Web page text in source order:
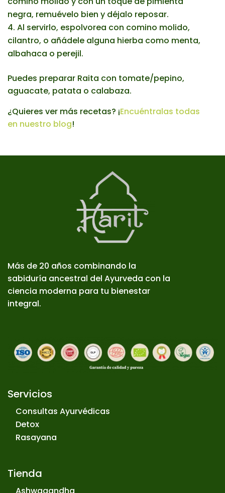
negra, remuévelo bien y déjalo reposar.
Al servirlo, espolvorea con comino molido,
cilantro, o añádele alguna hierba como menta,
albahaca o perejil.
Puedes preparar Raita con tomate/pepino,
aguacate, patata o calabaza.
¿Quieres ver más recetas? ¡Encuéntralas todas
en nuestro blog!
Más de 20 años combinando la
sabiduría ancestral del Ayurveda con la
ciencia moderna para tu bienestar
integral.
Servicios
Consultas Ayurvédicas
Detox
Rasayana
Tienda